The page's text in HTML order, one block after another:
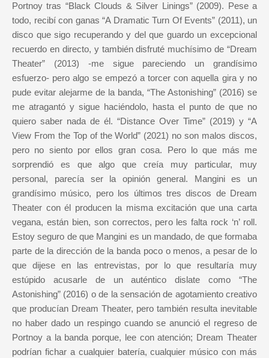
Portnoy tras “Black Clouds & Silver Linings” (2009). Pese a
todo, recibí con ganas “A Dramatic Turn Of Events” (2011), un
disco que sigo recuperando y del que guardo un excepcional
recuerdo en directo, y también disfruté muchísimo de “Dream
Theater” (2013) -me sigue pareciendo un grandísimo
esfuerzo- pero algo se empezó a torcer con aquella gira y no
pude evitar alejarme de la banda, “The Astonishing” (2016) se
me atragantó y sigue haciéndolo, hasta el punto de que no
quiero saber nada de él. “Distance Over Time” (2019) y “A
View From the Top of the World” (2021) no son malos discos,
pero no siento por ellos gran cosa. Pero lo que más me
sorprendió es que algo que creía muy particular, muy
personal, parecía ser la opinión general. Mangini es un
grandísimo músico, pero los últimos tres discos de Dream
Theater con él producen la misma excitación que una carta
vegana, están bien, son correctos, pero les falta rock ‘n’ roll.
Estoy seguro de que Mangini es un mandado, de que formaba
parte de la dirección de la banda poco o menos, a pesar de lo
que dijese en las entrevistas, por lo que resultaría muy
estúpido acusarle de un auténtico dislate como “The
Astonishing” (2016) o de la sensación de agotamiento creativo
que producían Dream Theater, pero también resulta inevitable
no haber dado un respingo cuando se anunció el regreso de
Portnoy a la banda porque, lee con atención; Dream Theater
podrían fichar a cualquier batería, cualquier músico con más